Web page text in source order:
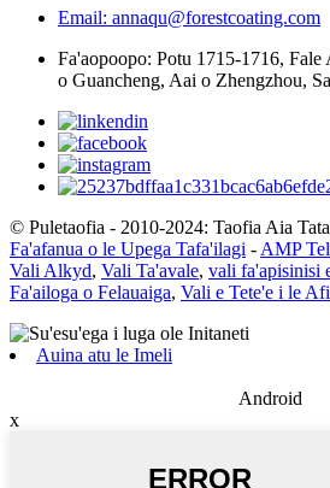
Email: annaqu@forestcoating.com
Fa'aopoopo: Potu 1715-1716,
o Guancheng, Aai o Zhengzhou,
© Puletaofia - 2010-2024: Taofia Aia
Fa'afanua o le Upega Tafa'ilagi - AMP
Vali Alkyd, Vali Ta'avale, vali fa'apisinisi
Fa'ailoga o Felauaiga, Vali e Tete'e i le Afi
Auina atu le Imeli
Android
x